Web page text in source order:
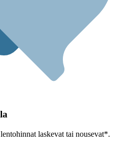
laskevat tai nousevat*.